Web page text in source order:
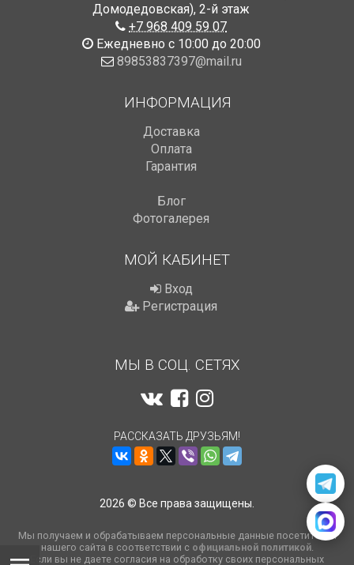
Домодедовская), 2-й этаж
+7 968 409 59 07
Ежедневно с 10:00 до 20:00
89853837397@mail.ru
ИНФОРМАЦИЯ
Доставка
Оплата
Гарантия
Блог
Фотогалерея
МОЙ КАБИНЕТ
Вход
Регистрация
МЫ В СОЦ. СЕТЯХ
РАССКАЗАТЬ ДРУЗЬЯМ!
2026 © Все права защищены.
Мы получаем и обрабатываем персональные данные посетителей
нашего сайта в соответствии с официальной политикой.
Если вы не даете согласия на обработку своих персональных